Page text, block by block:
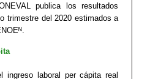
publica los resultados
trimestre del 2020 estimados a
ingreso laboral per cápita real